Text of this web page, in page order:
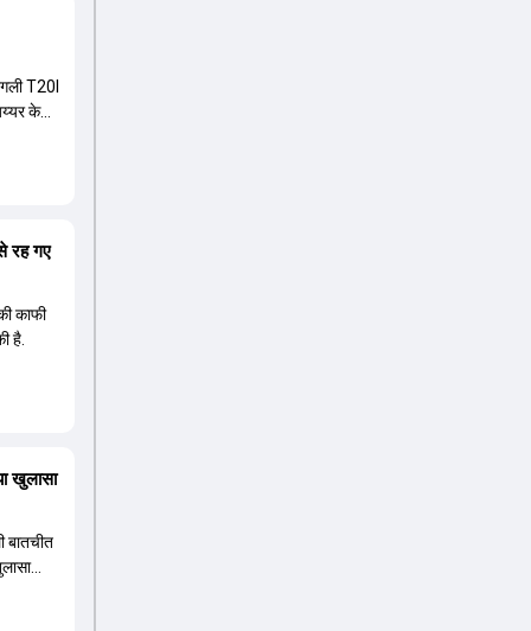
T20I
के
रह गए
काफी
है.
खुलासा
बातचीत